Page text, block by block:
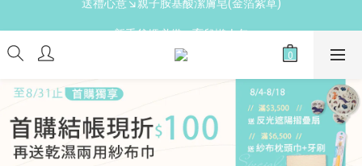
免費領↘逗寶媽媽禮
送禮心意↘親子胺基酸潔膚皂(金箔紫草)
新手爸媽必備↘育兒懶人包